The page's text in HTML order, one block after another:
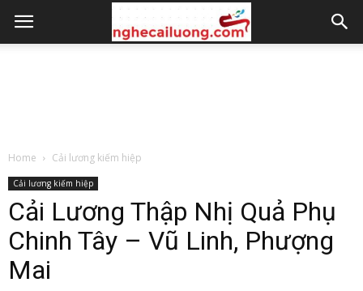
Home Cải lương kiếm hiệp
Cải lương kiếm hiệp
Cải Lương Thập Nhị Quả Phụ
Chinh Tây – Vũ Linh, Phượng
Mai